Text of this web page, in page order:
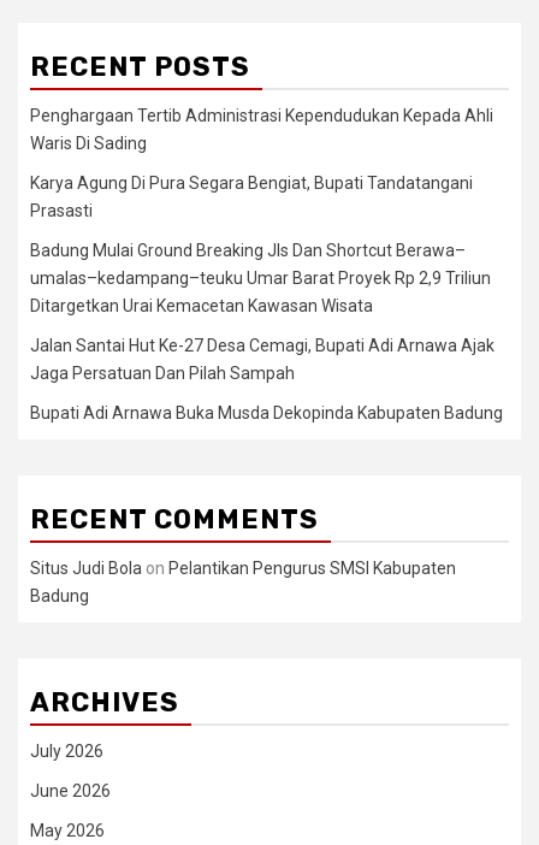
RECENT POSTS
Penghargaan Tertib Administrasi Kependudukan Kepada Ahli
Waris Di Sading
Karya Agung Di Pura Segara Bengiat, Bupati Tandatangani
Prasasti
Badung Mulai Ground Breaking Jls Dan Shortcut Berawa–
umalas–kedampang–teuku Umar Barat Proyek Rp 2,9 Triliun
Ditargetkan Urai Kemacetan Kawasan Wisata
Jalan Santai Hut Ke-27 Desa Cemagi, Bupati Adi Arnawa Ajak
Jaga Persatuan Dan Pilah Sampah
Bupati Adi Arnawa Buka Musda Dekopinda Kabupaten Badung
RECENT COMMENTS
Situs Judi Bola on Pelantikan Pengurus SMSI Kabupaten
Badung
ARCHIVES
July 2026
June 2026
May 2026